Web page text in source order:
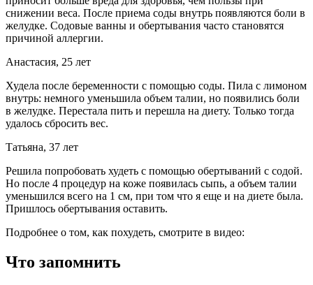
снижении веса. После приема соды внутрь появляются боли в
желудке. Содовые ванны и обертывания часто становятся
причиной аллергии.
Анастасия, 25 лет
Худела после беременности с помощью соды. Пила с лимоном
внутрь: немного уменьшила объем талии, но появились боли
в желудке. Перестала пить и перешла на диету. Только тогда
удалось сбросить вес.
Татьяна, 37 лет
Решила попробовать худеть с помощью обертываний с содой.
Но после 4 процедур на коже появилась сыпь, а объем талии
уменьшился всего на 1 см, при том что я еще и на диете была.
Пришлось обертывания оставить.
Подробнее о том, как похудеть, смотрите в видео:
Что запомнить